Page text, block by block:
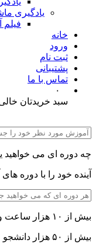
یادگیری
خانه
ورود
ثبت نام
پشتیبانی
تماس با ما
۰
سبد خریدتان
چه دوره ای می خواهید
آینده خود را با دوره
بیش از ۱۰ هزار ساعت ویدئوی آموزشی
بیش از ۵۰ هزار دانشجو